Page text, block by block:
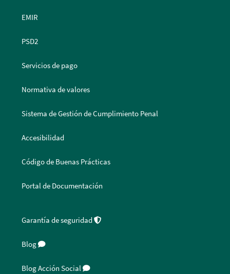
EMIR
PSD2
Servicios de pago
Normativa de valores
Sistema de Gestión de Cumplimiento Penal
Accesibilidad
Código de Buenas Prácticas
Portal de Documentación
Garantía de seguridad
Blog
Blog Acción Social